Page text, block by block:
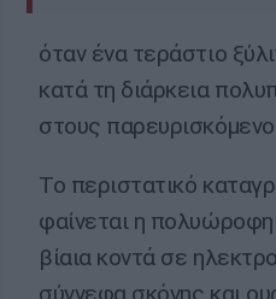
όταν ένα τεράστιο
κατά τη διάρκεια
στους
Το περιστατικό
φαίνεται η πολυώροφη
βίαια κοντά σε